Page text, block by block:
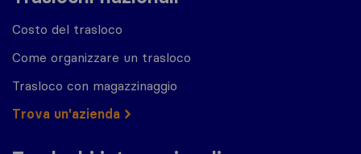
Costo del trasloco
Come organizzare un trasloco
Trasloco con magazzinaggio
Trova un'azienda